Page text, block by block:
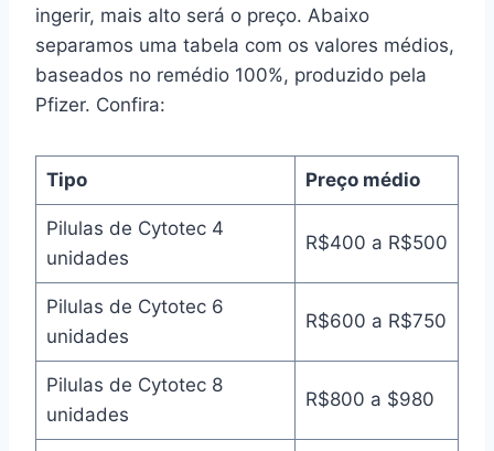
ingerir, mais alto será o preço. Abaixo
separamos uma tabela com os valores médios,
baseados no remédio 100%, produzido pela
Pfizer. Confira:
Tipo Preço médio
Pilulas de Cytotec 4
unidades
R$400 a R$500
Pilulas de Cytotec 6
unidades
R$600 a R$750
Pilulas de Cytotec 8
unidades
R$800 a $980